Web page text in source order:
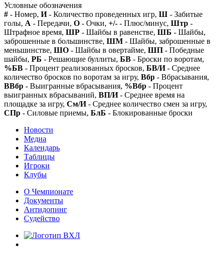
Условные обозначения
# - Номер, И- Количество проведенных игр, Ш - Забитые
голы, А - Передачи, О - Очки, +/- - Плюс/минус, Штр -
Штрафное время, ШР - Шайбы в равенстве, ШБ - Шайбы,
заброшенные в большинстве, ШМ - Шайбы, заброшенные в
меньшинстве, ШО - Шайбы в овертайме, ШП - Победные
шайбы, РБ - Решающие буллиты, БВ - Броски по воротам,
%БВ - Процент реализованных бросков, БВ/И- Среднее
количество бросков по воротам за игру, Вбр - Вбрасывания,
ВВбр - Выигранные вбрасывания, %Вбр - Процент
выигранных вбрасываний, ВП/И- Среднее время на
площадке за игру, См/И- Среднее количество смен за игру,
СПр - Силовые приемы, БлБ - Блокированные броски
Новости
Медиа
Календарь
Таблицы
Игроки
Клубы
О Чемпионате
Документы
Антидопинг
Судейство